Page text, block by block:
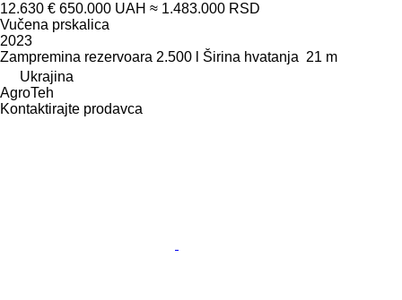
12.630 € 650.000 UAH ≈ 1.483.000 RSD
Vučena prskalica
2023
Zampremina rezervoara 2.500 l Širina hvatanja 21 m
Ukrajina
AgroTeh
Kontaktirajte prodavca